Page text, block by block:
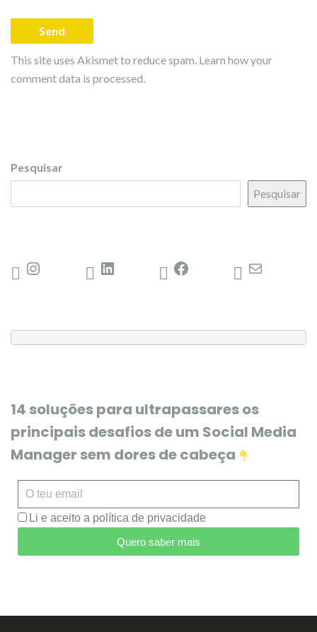
This site uses Akismet to reduce spam. Learn how your
comment data is processed.
Pesquisar
Pesquisar
14 soluções para ultrapassares os
principais desafios de um Social Media
Manager sem dores de cabeça
Li e aceito a política de privacidade
Quero saber mais